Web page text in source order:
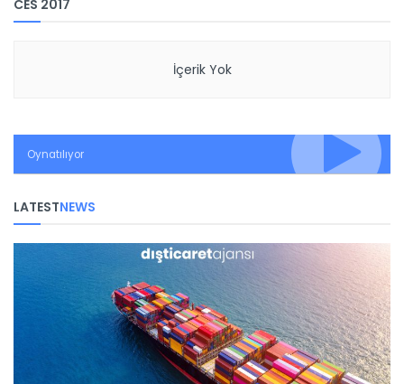
CES 2017
İçerik Yok
Oynatılıyor
LATESTNEWS